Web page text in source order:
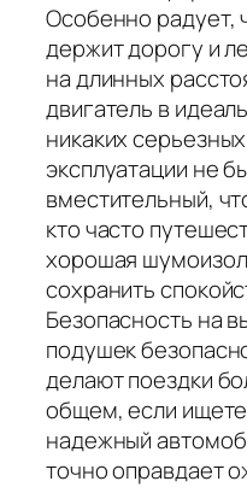
Особенно радует,
держит дорогу и
на длинных
двигатель в
никаких
эксплуатации не
вместительный,
кто часто
хорошая
сохранить
Безопасность на
подушек
делают поездки
общем, если
надежный
точно оправдает